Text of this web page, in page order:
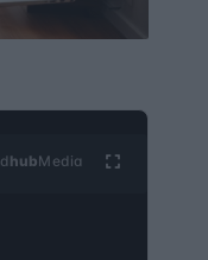
hubMedia